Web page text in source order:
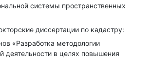
системы пространственных
диссертации по кадастру:
«Разработка методологии
деятельности в целях повышения